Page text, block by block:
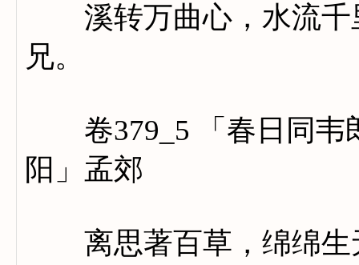
溪转万曲心，水流千
兄。
卷379_5 「春日同韦
阳」孟郊
离思著百草，绵绵生